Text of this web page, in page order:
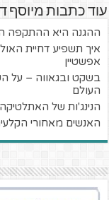
עוד כתבות מיוסף
ההגנה היא ההתקפה
איך תשפיע דחיית
אפשטיין
בשקט ובגאווה – על
העולם
הנינג'ות של האתלטיקה
האנשים מאחורי